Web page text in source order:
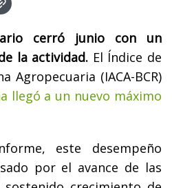
cerró junio con un
la actividad. El Índice de
Agropecuaria (IACA-BCR)
llegó a un nuevo máximo
este desempeño
por el avance de las